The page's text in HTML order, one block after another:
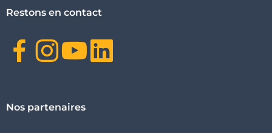
Restons en contact
Facebook
Instagram
Youtube
Nos partenaires